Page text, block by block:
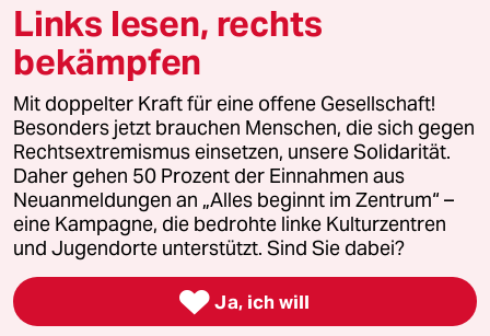
© 2026 taz Verlags und Vertriebs GmbH
Alle Rechte vorbehalten. Bei rechtlichen Fragen oder für Genehmigungen
wenden Sie sich bitte an lizenzen@taz.de
Feedback Redaktionsstatut Kommune-Richtlinien
Leitlinie Informant Datenschutz Impressum AGB
Seitenwende Einwilligungen widerrufen (Ads)
Links lesen, rechts
bekämpfen
Mit doppelter Kraft für eine offene Gesellschaft!
Besonders jetzt brauchen Menschen, die sich gegen
Rechtsextremismus einsetzen, unsere Solidarität.
Daher gehen 50 Prozent der Einnahmen aus
Neuanmeldungen an „Alles beginnt im Zentrum“ –
eine Kampagne, die bedrohte linke Kulturzentren
und Jugendorte unterstützt. Sind Sie dabei?
 Ja, ich will